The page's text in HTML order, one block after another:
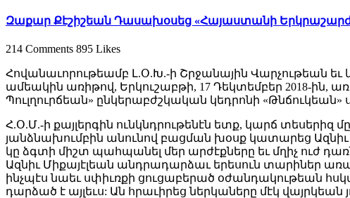
Զաքար Քէշիշեան Դասախօսեց «Հայաստանի
214 Comments 895 Likes
Հովանաւորութեամբ Լ.Օ.Խ.-ի Շրջանային Վարչութեան
ամեակին առիթով, Երկուշաբթի, 17 Դեկտեմբեր 2018-ին,
Պուլղուրճեան» ընկերաբժշկական կեդրոնի «Թնճուկեան»
Հ.Օ.Մ.-ի քայլերգին ունկնդրութենէն ետք, կարճ
յանձնախումբին անունով բացման խօսք կատարեց
կը ձգտի միշտ պահպանել մեր արժէքները եւ մղիչ ուժ
Ազնիւ Միքայէլեան անդրադարձաւ երեսուն տարիներ
ինչպէս նաեւ սփիւռքի ցուցաբերած օժանդակութեան
դարձած է այլեւս: Ան հրաւիրեց ներկաները մէկ